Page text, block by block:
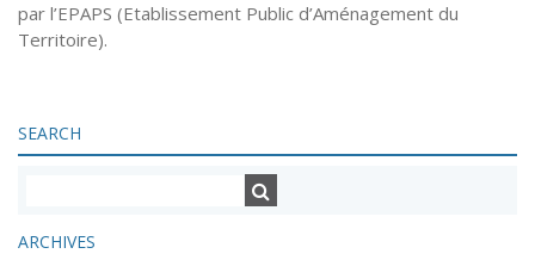
par l’EPAPS (Etablissement Public d’Aménagement du
Territoire).
SEARCH
ARCHIVES